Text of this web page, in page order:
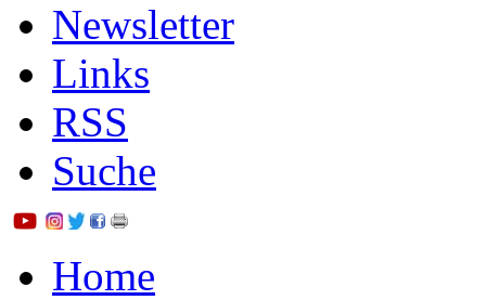
Newsletter
Links
RSS
Suche
Home